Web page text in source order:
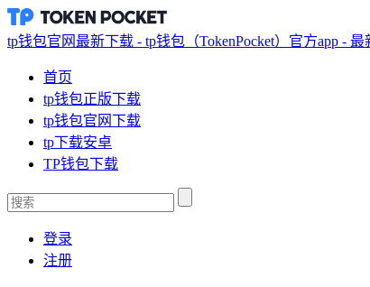
tp钱包官网最新下载 - tp钱包（TokenPocket）官方app -
首页
tp钱包正版下载
tp钱包官网下载
tp下载安卓
TP钱包下载
登录
注册